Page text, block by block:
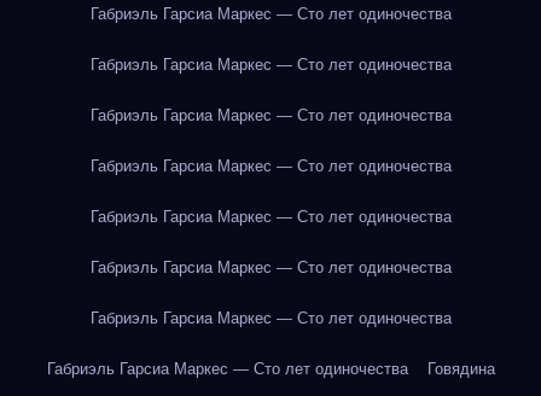
Габриэль Гарсиа Маркес — Сто лет одиночества
Габриэль Гарсиа Маркес — Сто лет одиночества
Габриэль Гарсиа Маркес — Сто лет одиночества
Габриэль Гарсиа Маркес — Сто лет одиночества
Габриэль Гарсиа Маркес — Сто лет одиночества
Габриэль Гарсиа Маркес — Сто лет одиночества
Габриэль Гарсиа Маркес — Сто лет одиночества
Габриэль Гарсиа Маркес — Сто лет одиночества Говядина